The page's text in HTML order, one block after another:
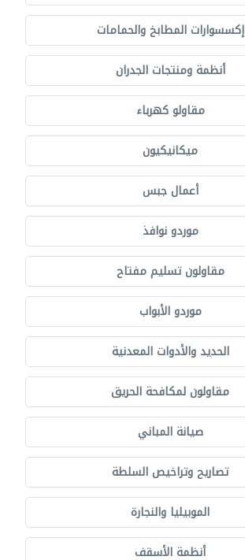
إكسسوارات المطابخ والحمامات
أنظمة ومنتجات الجدران
مقاولو كهرباء
ميكانيكيون
أعمال جبس
موردو نوافذ
مقاولون تسليم مفتاح
موردو الأبواب
الحديد والأدوات المعدنية
مقاولون لمكافحة الحريق
صيانة المباني
تصاريح وتراخيص السلطة
الموبيليا والنجارة
أنظمة الأسقف